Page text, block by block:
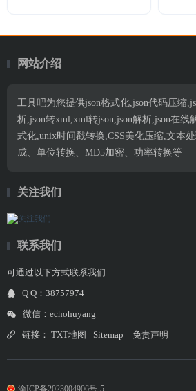
网站介绍
工具吧为您提供json格式化,json代码压缩
析,json转xml,xml转json,json解析,json在线
式化,unix时间戳转换,CSS美化压缩,文本
成、单位转换、MD5加密、功率转换等
关注我们
联系我们
可通过以下方式联系我们
Q Q：38757974
微信：echohuyang
链接： TXT地图 Sitemap 免责声明
渝ICP备2023004906号-5